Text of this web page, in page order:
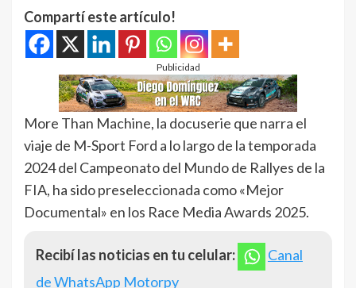
Compartí este artículo!
Publicidad
More Than Machine, la docuserie que narra el
viaje de M-Sport Ford a lo largo de la temporada
2024 del Campeonato del Mundo de Rallyes de la
FIA, ha sido preseleccionada como «Mejor
Documental» en los Race Media Awards 2025.
Recibí las noticias en tu celular:
Canal
de WhatsApp Motorpy